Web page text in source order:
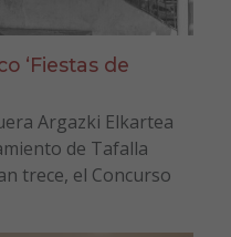
‘Fiestas de
Argazki Elkartea
de Tafalla
trece, el Concurso